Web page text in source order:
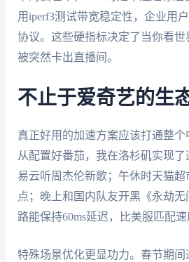
用iperf3测试带宽稳定性，企业用
协议。这些硬指标决定了当你看
被突然卡出直播间。
不止于爱奇艺的生
真正好用的加速方案应该打通整
从配置好番茄，我在洛杉矶实现了
易云听周杰伦新歌；午休时天猫
点；晚上和国内队友开黑《永劫
路能保持60ms延迟，比美服匹配速
特殊场景优化更显功力。春节期